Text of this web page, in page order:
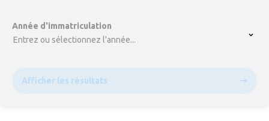
Année d'immatriculation
Entrez ou sélectionnez l'année...
Afficher les résultats